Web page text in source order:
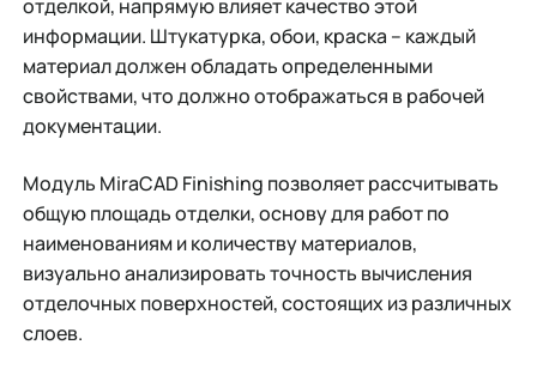
отделкой, напрямую влияет качество этой
информации. Штукатурка, обои, краска – каждый
материал должен обладать определенными
свойствами, что должно отображаться в рабочей
документации.
Модуль MiraCAD Finishing позволяет рассчитывать
общую площадь отделки, основу для работ по
наименованиям и количеству материалов,
визуально анализировать точность вычисления
отделочных поверхностей, состоящих из различных
слоев.